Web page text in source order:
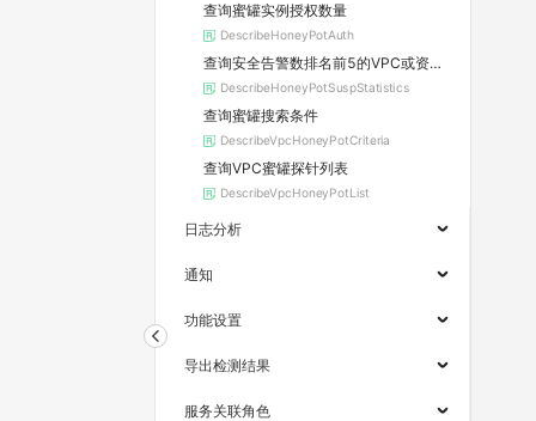
查询蜜罐实例授权数量
DescribeHoneyPotAuth
查询安全告警数排名前5的VPC或资产信息
DescribeHoneyPotSuspStatistics
查询蜜罐搜索条件
DescribeVpcHoneyPotCriteria
查询VPC蜜罐探针列表
DescribeVpcHoneyPotList
日志分析
通知
功能设置
导出检测结果
服务关联角色